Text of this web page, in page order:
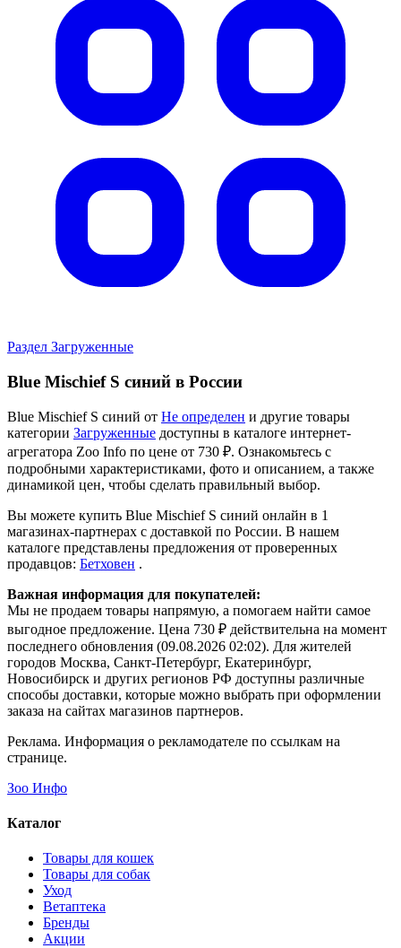
Раздел Загруженные
Blue Mischief S синий в России
Blue Mischief S синий от Не определен и другие товары
категории Загруженные доступны в каталоге интернет-
агрегатора Zoo Info по цене от 730 ₽. Ознакомьтесь с
подробными характеристиками, фото и описанием, а также
динамикой цен, чтобы сделать правильный выбор.
Вы можете купить Blue Mischief S синий онлайн в 1
магазинах-партнерах с доставкой по России. В нашем
каталоге представлены предложения от проверенных
продавцов: Бетховен .
Важная информация для покупателей:
Мы не продаем товары напрямую, а помогаем найти самое
выгодное предложение. Цена 730 ₽ действительна на момент
последнего обновления (09.08.2026 02:02). Для жителей
городов Москва, Санкт-Петербург, Екатеринбург,
Новосибирск и других регионов РФ доступны различные
способы доставки, которые можно выбрать при оформлении
заказа на сайтах магазинов партнеров.
Реклама. Информация о рекламодателе по ссылкам на
странице.
Зоо Инфо
Каталог
Товары для кошек
Товары для собак
Уход
Ветаптека
Бренды
Акции